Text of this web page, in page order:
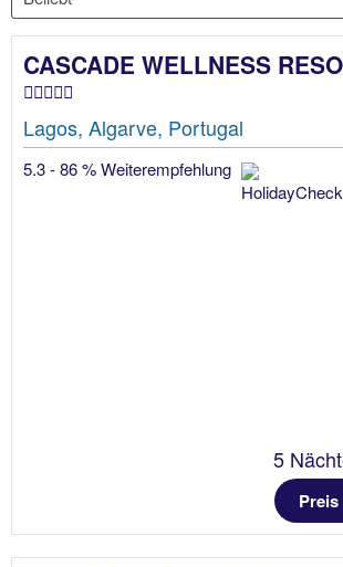
CASCADE WELLNESS
Lagos, Algarve, Portugal
5.3 - 86 % Weiterempfehlung
5
Preis